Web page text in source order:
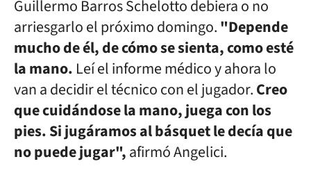
Guillermo Barros Schelotto debiera o no
arriesgarlo el próximo domingo."Depende
mucho de él, de cómo se sienta, como esté
la mano. Leí el informe médico y ahora lo
van a decidir el técnico con el jugador.Creo
que cuidándose la mano, juega con los
pies. Si jugáramos al básquet le decía que
no puede jugar",afirmó Angelici.